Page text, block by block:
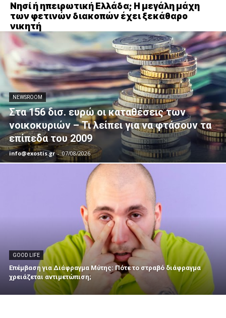
Νησί ή ηπειρωτική Ελλάδα; Η μεγάλη μάχη
των φετινών διακοπών έχει ξεκάθαρο
νικητή
NEWSROOM
Στα 156 δισ. ευρώ οι καταθέσεις των
νοικοκυριών – Τι λείπει για να φτάσουν τα
επίπεδα του 2009
info@exostis.gr - 07/08/2026
GOOD LIFE
Επέμβαση για Διάφραγμα Μύτης: Πότε το στραβό διάφραγμα
χρειάζεται αντιμετώπιση;